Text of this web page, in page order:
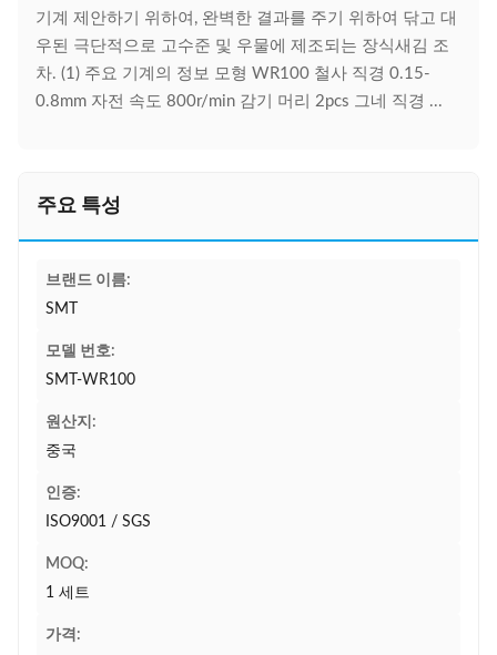
기계 제안하기 위하여, 완벽한 결과를 주기 위하여 닦고 대
우된 극단적으로 고수준 및 우물에 제조되는 장식새김 조
차. (1) 주요 기계의 정보 모형 WR100 철사 직경 0.15-
0.8mm 자전 속도 800r/min 감기 머리 2pcs 그네 직경 ...
주요 특성
브랜드 이름:
SMT
모델 번호:
SMT-WR100
원산지:
중국
인증:
ISO9001 / SGS
MOQ:
1 세트
가격: